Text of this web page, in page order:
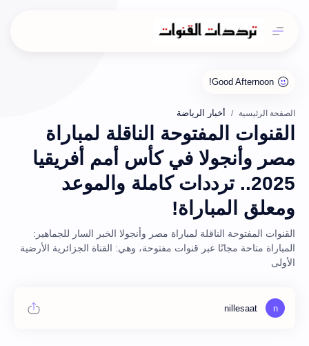
الصفحة الرئيسية أخبار الرياضة
القنوات المفتوحة الناقلة لمباراة
مصر وأنجولا في كأس أمم أفريقيا
2025.. ترددات كاملة والموعد
ومعلق المباراة!
القنوات المفتوحة الناقلة لمباراة مصر وأنجولا الخبر السار للجماهير:
المباراة متاحة مجانًا عبر قنوات مفتوحة، وهي: القناة الجزائرية الأرضية
الأولى